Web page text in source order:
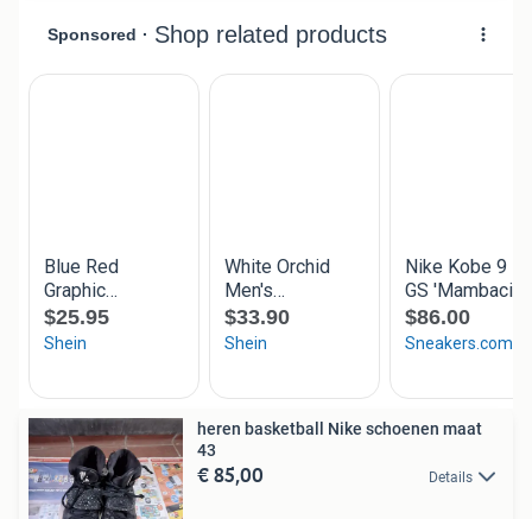
heren basketball Nike schoenen maat
43
€ 85,00 Details